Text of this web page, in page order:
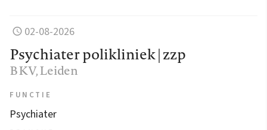
02-08-2026
Psychiater polikliniek | zzp
BKV, Leiden
FUNCTIE
Psychiater